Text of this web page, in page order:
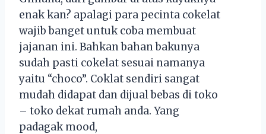
enak kan? apalagi para pecinta cokelat
wajib banget untuk coba membuat
jajanan ini. Bahkan bahan bakunya
sudah pasti cokelat sesuai namanya
yaitu “choco”. Coklat sendiri sangat
mudah didapat dan dijual bebas di toko
– toko dekat rumah anda. Yang
padagak mood,